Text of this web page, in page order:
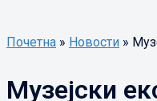
Почетна » Новости »
Музејски